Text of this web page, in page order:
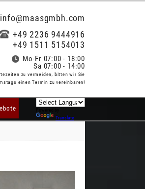
info@maasgmbh.com
+49 2236 9444916
+49 1511 5154013
Mo-Fr 07:00 - 18:00
Sa 07:00 - 14:00
zu vermeiden, bitten wir Sie
einen Termin zu vereinbaren!
Translate